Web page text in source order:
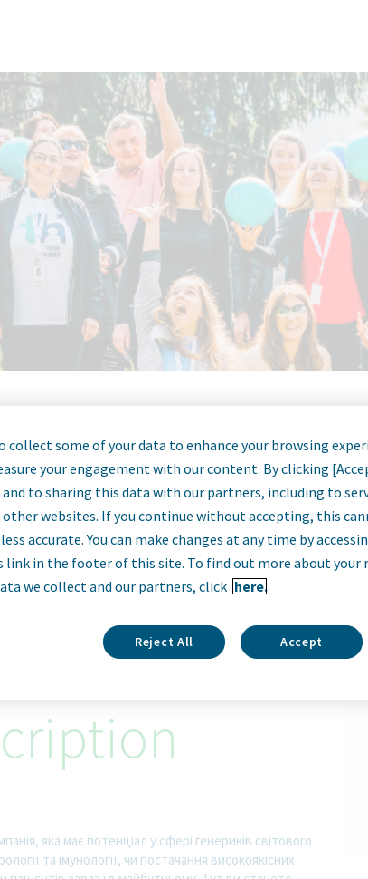
з
Kyiv, Ukraine
Apply Now
яка має потенціал у сфері генериків світового
та імунології, чи постачання високоякісних
collect some of your data to enhance your browsing
your engagement with our content. By clicking
to sharing this data with our partners, including to
other websites. If you continue without accepting, this
accurate. You can make changes at any time by
link in the footer of this site. To find out more about your
we collect and our partners, click here.
Reject All Accept